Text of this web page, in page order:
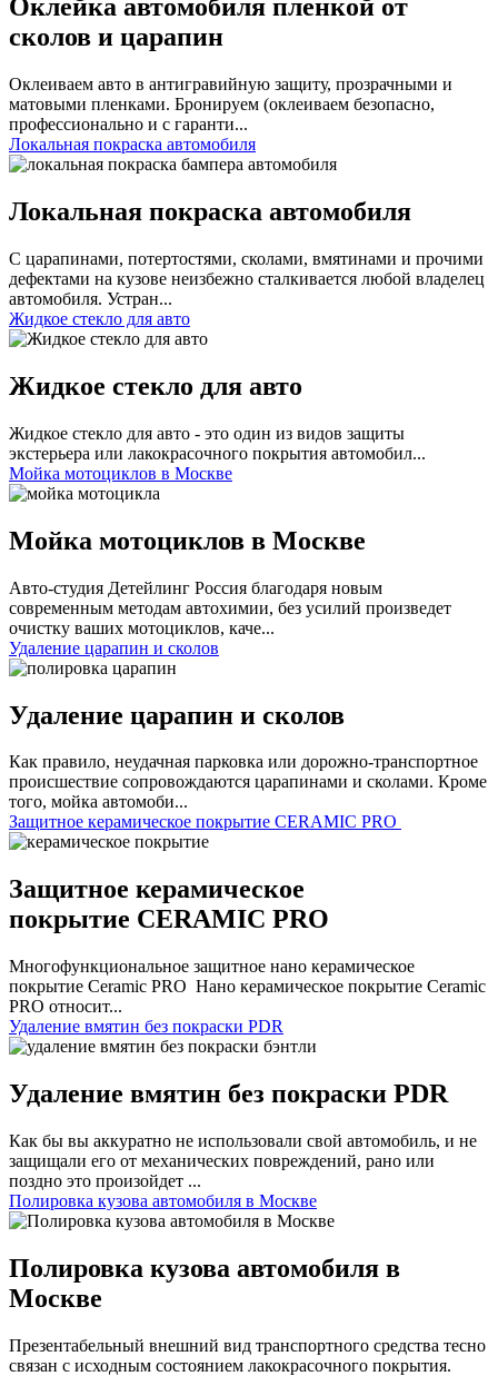
Оклейка автомобиля пленкой от
сколов и царапин
Оклеиваем авто в антигравийную защиту, прозрачными и
матовыми пленками. Бронируем (оклеиваем безопасно,
профессионально и с гаранти...
Локальная покраска автомобиля
Локальная покраска автомобиля
С царапинами, потертостями, сколами, вмятинами и прочими
дефектами на кузове неизбежно сталкивается любой владелец
автомобиля. Устран...
Жидкое стекло для авто
Жидкое стекло для авто
Жидкое стекло для авто - это один из видов защиты
экстерьера или лакокрасочного покрытия автомобил...
Мойка мотоциклов в Москве
Мойка мотоциклов в Москве
Авто-студия Детейлинг Россия благодаря новым
современным методам автохимии, без усилий произведет
очистку ваших мотоциклов, каче...
Удаление царапин и сколов
Удаление царапин и сколов
Как правило, неудачная парковка или дорожно-транспортное
происшествие сопровождаются царапинами и сколами. Кроме
того, мойка автомоби...
Защитное керамическое покрытие CERAMIC PRO
Защитное керамическое
покрытие CERAMIC PRO
Многофункциональное защитное нано керамическое
покрытие Ceramic PRO Нано керамическое покрытие Ceramic
PRO относит...
Удаление вмятин без покраски PDR
Удаление вмятин без покраски PDR
Как бы вы аккуратно не использовали свой автомобиль, и не
защищали его от механических повреждений, рано или
поздно это произойдет ...
Полировка кузова автомобиля в Москве
Полировка кузова автомобиля в
Москве
Презентабельный внешний вид транспортного средства тесно
связан с исходным состоянием лакокрасочного покрытия.